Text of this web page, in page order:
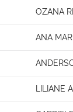
OZANA
ANA
LILIANE